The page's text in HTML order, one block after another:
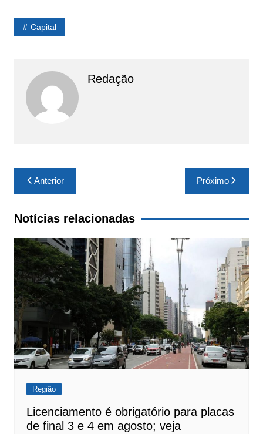
c
o
o
k
itt
p n
Capital
Redação
Navegação
de
Post
Anterior Próximo
Notícias relacionadas
Região
Licenciamento é obrigatório para placas
de final 3 e 4 em agosto; veja